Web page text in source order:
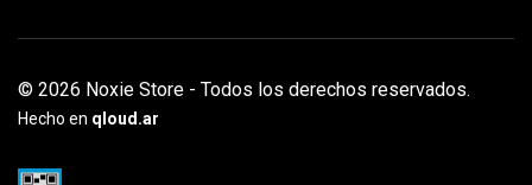
© 2026 Noxie Store - Todos los derechos reservados.
Hecho en qloud.ar